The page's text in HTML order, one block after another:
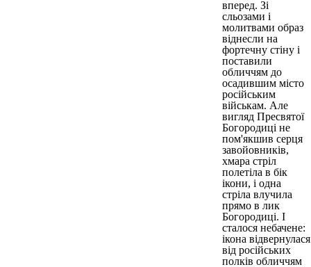
вперед. Зі
сльозами і
молитвами образ
віднесли на
фортечну стіну і
поставили
обличчям до
осадившим місто
російським
військам. Але
вигляд Пресвятої
Богородиці не
пом'якшив серця
завойовників,
хмара стріл
полетіла в бік
ікони, і одна
стріла влучила
прямо в лик
Богородиці. І
сталося небачене:
ікона відвернулася
від російських
полків обличчям